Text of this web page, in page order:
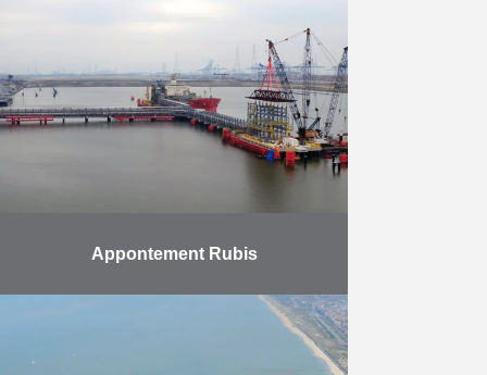
réparer un câble électrique sous-
marin, la Westernlink HVDC
Connection, pour le compte du
Groupe Prysmian. À …
En savoir plus
Appontement Rubis
Ce projet porte sur l’extension d’un
appontement bâti par HK en 2009
pour ITC RUBIS. L’extension